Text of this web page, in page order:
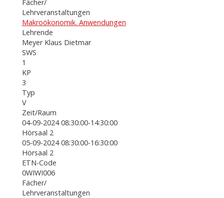
Fächer/
Lehrveranstaltungen
Makroökonomik. Anwendungen
Lehrende
Meyer Klaus Dietmar
SWS
1
KP
3
Typ
V
Zeit/Raum
04-09-2024 08:30:00-14:30:00
Hörsaal 2
05-09-2024 08:30:00-16:30:00
Hörsaal 2
ETN-Code
0WIWI006
Fächer/
Lehrveranstaltungen